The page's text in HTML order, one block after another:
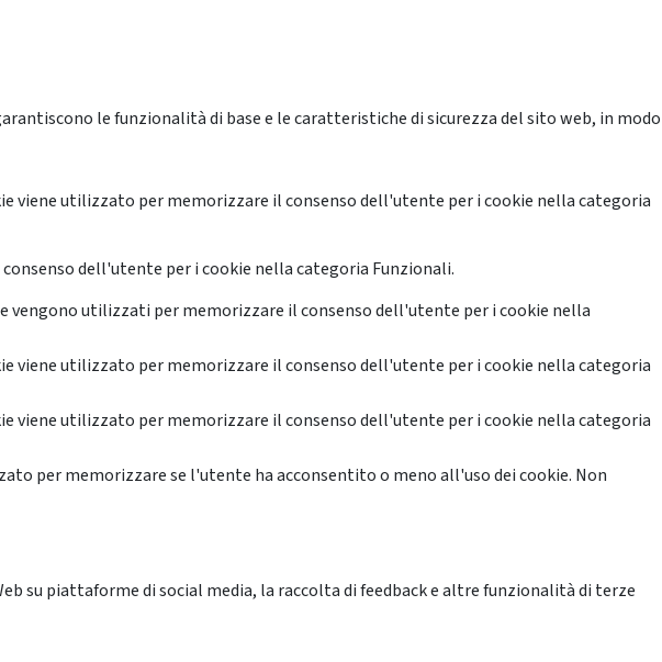
le funzionalità di base e le caratteristiche di sicurezza del sito web, in modo
viene utilizzato per memorizzare il consenso dell'utente per i cookie nella categoria
dell'utente per i cookie nella categoria Funzionali.
vengono utilizzati per memorizzare il consenso dell'utente per i cookie nella
viene utilizzato per memorizzare il consenso dell'utente per i cookie nella categoria
viene utilizzato per memorizzare il consenso dell'utente per i cookie nella categoria
per memorizzare se l'utente ha acconsentito o meno all'uso dei cookie. Non
su piattaforme di social media, la raccolta di feedback e altre funzionalità di terze